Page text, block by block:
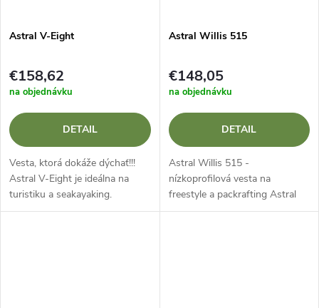
v
Astral V-Eight
€158,62
na objednávku
DETAIL
Vesta, ktorá dokáže dýchať!!!
Astral V-Eight je ideálna na
turistiku a seakayaking.
Astral Willis 515
€148,05
na objednávku
DETAIL
Astral Willis 515 -
nízkoprofilová vesta na
freestyle a packrafting Astral
Willis 515 je nízkoprofilová